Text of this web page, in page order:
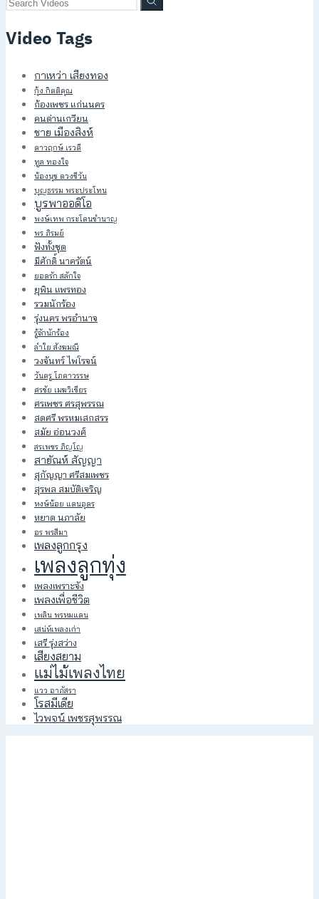
Video Tags
กาเหว่า เสียงทอง
กุ้ง กิตติคุณ
ก้องเพชร แก่นนคร
คนด่านเกวียน
ชาย เมืองสิงห์
ดาวฤกษ์ เรวดี
ทูล ทองใจ
น้องนุช ดวงชีวัน
บุญธรรม พระประโทน
บูรพาออดิโอ
พงษ์เทพ กระโดนชำนาญ
พร ภิรมย์
ฟังทั้งชุด
มีศักดิ์ นาครัตน์
ยอดรัก สลักใจ
ยุพิน แพรทอง
รวมนักร้อง
รุ่งนคร พรอำนาจ
รู้จักนักร้อง
ลำใย สังฆมณี
วงจันทร์ ไพโรจน์
วันครู โภคาวรรษ
ศรชัย เมฆวิเชียร
ศรเพชร ศรสุพรรณ
สดศรี พรหมเสกสรร
สมัย อ่อนวงศ์
สรเพชร ภิญโญ
สายัณห์ สัญญา
สุกัญญา ศรีสมเพชร
สุรพล สมบัติเจริญ
หงษ์น้อย แดนอุดร
หยาด นภาลัย
อร พรสีมา
เพลงลูกกรุง
เพลงลูกทุ่ง
เพลงเพราะจัง
เพลงเพื่อชีวิต
เพลิน พรหมแดน
เสน่ห์เพลงเก่า
เสรี รุ่งสว่าง
เสียงสยาม
แม่ไม้เพลงไทย
แวว อาภัสรา
โรสมีเดีย
ไวพจน์ เพชรสุพรรณ